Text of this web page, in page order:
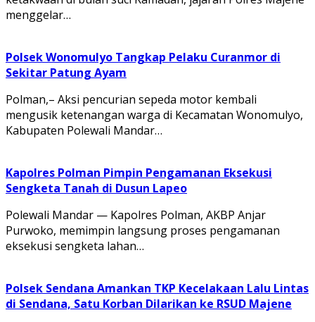
menggelar…
Polsek Wonomulyo Tangkap Pelaku Curanmor di
Sekitar Patung Ayam
Polman,– Aksi pencurian sepeda motor kembali
mengusik ketenangan warga di Kecamatan Wonomulyo,
Kabupaten Polewali Mandar…
Kapolres Polman Pimpin Pengamanan Eksekusi
Sengketa Tanah di Dusun Lapeo
Polewali Mandar — Kapolres Polman, AKBP Anjar
Purwoko, memimpin langsung proses pengamanan
eksekusi sengketa lahan…
Polsek Sendana Amankan TKP Kecelakaan Lalu Lintas
di Sendana, Satu Korban Dilarikan ke RSUD Majene